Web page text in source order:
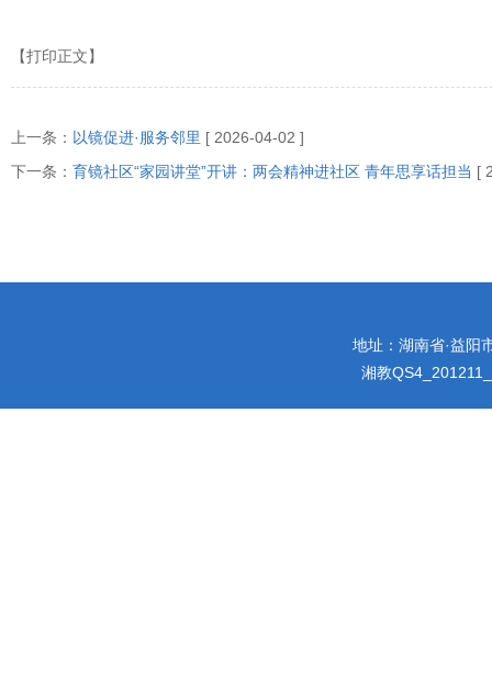
【打印正文】
上一条： 以镜促进·服务邻里 [ 2026-04-02 ]
下一条： 育镜社区“家园讲堂”开讲：两会精神进社区 青年思享话担当 [
地址：湖南省·益阳
湘教